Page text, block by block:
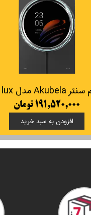
۱۹۱,۵۲۰,۰۰۰ تومان
افزودن به سبد خرید